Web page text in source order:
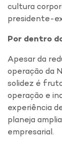
cultura
presidente-
Por dentro
Apesar da
operação da
solidez é
operação e
experiência
planeja
empresarial.